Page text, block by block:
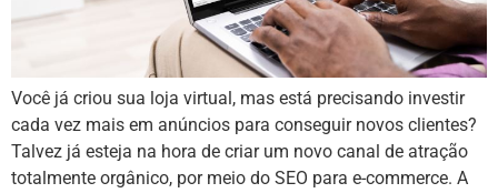
Você já criou sua loja virtual, mas está precisando investir
cada vez mais em anúncios para conseguir novos clientes?
Talvez já esteja na hora de criar um novo canal de atração
totalmente orgânico, por meio do SEO para e-commerce. A